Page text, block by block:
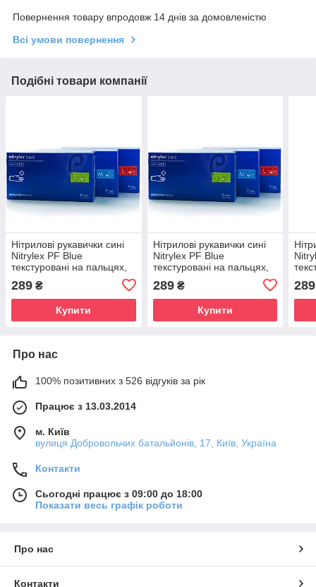
Повернення товару впродовж 14 днів за домовленістю
Всі умови повернення
Подібні товари компанії
Нітрилові рукавички сині
Nitrylex PF Blue
текстуровані на пальцях,
упаковці S
289 ₴
Купити
Нітрилові рукавички сині
Nitrylex PF Blue
текстуровані на пальцях,
упаковці M
289₴
Купити
289
Про нас
100% позитивних з 526 відгуків за рік
Працює з 13.03.2014
м. Київ
вулиця Добровольчих батальйонів, 17, Київ, Україна
Контакти
Сьогодні працює з 09:00 до 18:00
Показати весь графік роботи
Про нас
Контакти